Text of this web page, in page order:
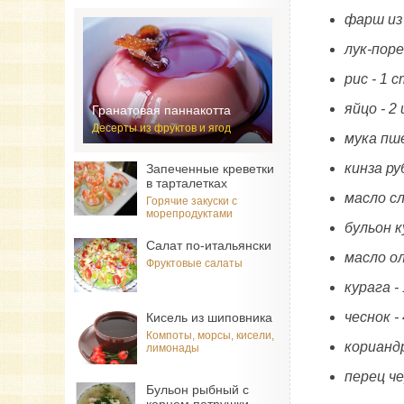
Гранатовая паннакотта
Десерты из фруктов и ягод
Запеченные креветки
в тарталетках
Горячие закуски с
морепродуктами
Салат по-итальянски
Фруктовые салаты
Кисель из шиповника
Компоты, морсы, кисели,
лимонады
Бульон рыбный с
фарш из
лук-
рис - 1
яйцо - 2
мука
кинза
масло
бульон
масло
курага
чеснок -
перец